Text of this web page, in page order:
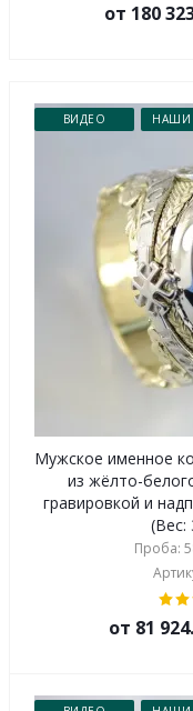
от 180
ВИДЕО НАШИ
Мужское именное
из жёлто-
гравировкой и
(Вес:
Проба:
от 81